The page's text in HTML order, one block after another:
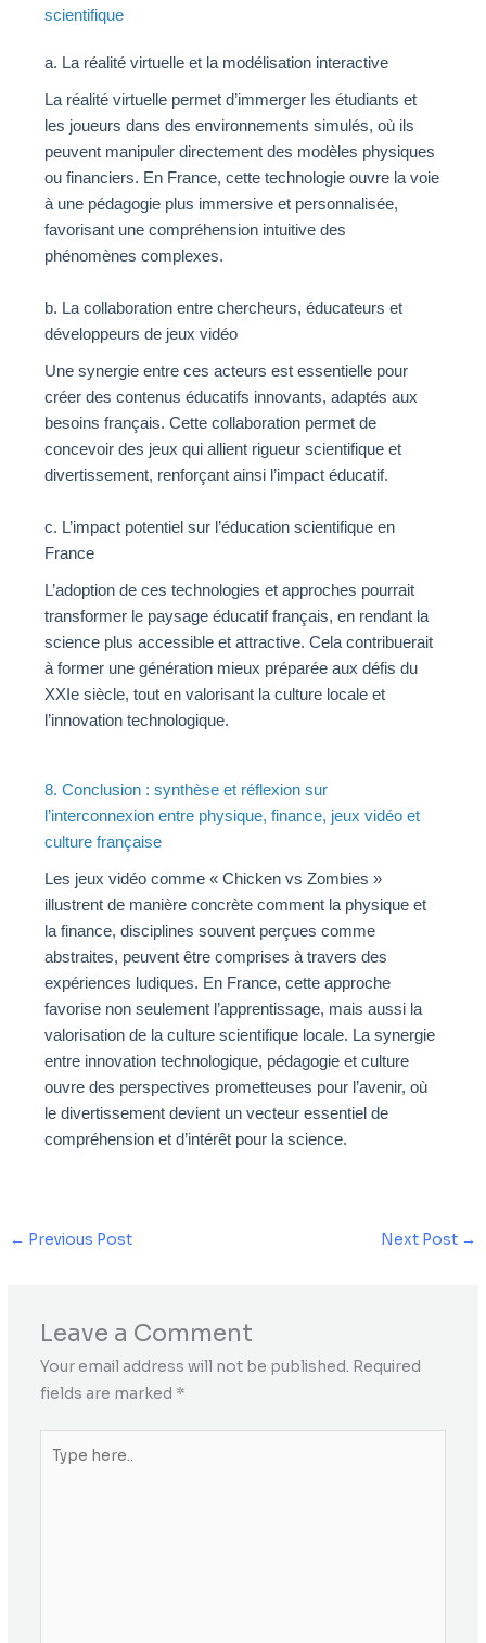
scientifique
a. La réalité virtuelle et la modélisation interactive
La réalité virtuelle permet d’immerger les étudiants et
les joueurs dans des environnements simulés, où ils
peuvent manipuler directement des modèles physiques
ou financiers. En France, cette technologie ouvre la voie
à une pédagogie plus immersive et personnalisée,
favorisant une compréhension intuitive des
phénomènes complexes.
b. La collaboration entre chercheurs, éducateurs et
développeurs de jeux vidéo
Une synergie entre ces acteurs est essentielle pour
créer des contenus éducatifs innovants, adaptés aux
besoins français. Cette collaboration permet de
concevoir des jeux qui allient rigueur scientifique et
divertissement, renforçant ainsi l’impact éducatif.
c. L’impact potentiel sur l’éducation scientifique en
France
L’adoption de ces technologies et approches pourrait
transformer le paysage éducatif français, en rendant la
science plus accessible et attractive. Cela contribuerait
à former une génération mieux préparée aux défis du
XXIe siècle, tout en valorisant la culture locale et
l’innovation technologique.
8. Conclusion : synthèse et réflexion sur
l’interconnexion entre physique, finance, jeux vidéo et
culture française
Les jeux vidéo comme « Chicken vs Zombies »
illustrent de manière concrète comment la physique et
la finance, disciplines souvent perçues comme
abstraites, peuvent être comprises à travers des
expériences ludiques. En France, cette approche
favorise non seulement l’apprentissage, mais aussi la
valorisation de la culture scientifique locale. La synergie
entre innovation technologique, pédagogie et culture
ouvre des perspectives prometteuses pour l’avenir, où
le divertissement devient un vecteur essentiel de
compréhension et d’intérêt pour la science.
← Previous Post Next Post →
Leave a Comment
Your email address will not be published. Required
fields are marked *
here..